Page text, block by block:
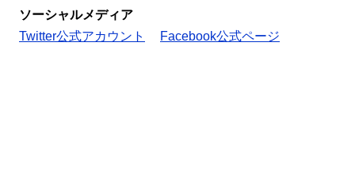
ソーシャルメディア
Twitter公式アカウント
Facebook公式ページ